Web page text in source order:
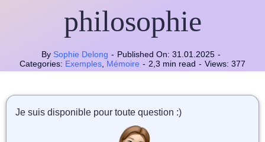
philosophie
By Sophie Delong - Published On: 31.01.2025 -
Categories: Exemples Mémoire - 2,3 min read - Views: 377
Je suis disponible pour toute question :)